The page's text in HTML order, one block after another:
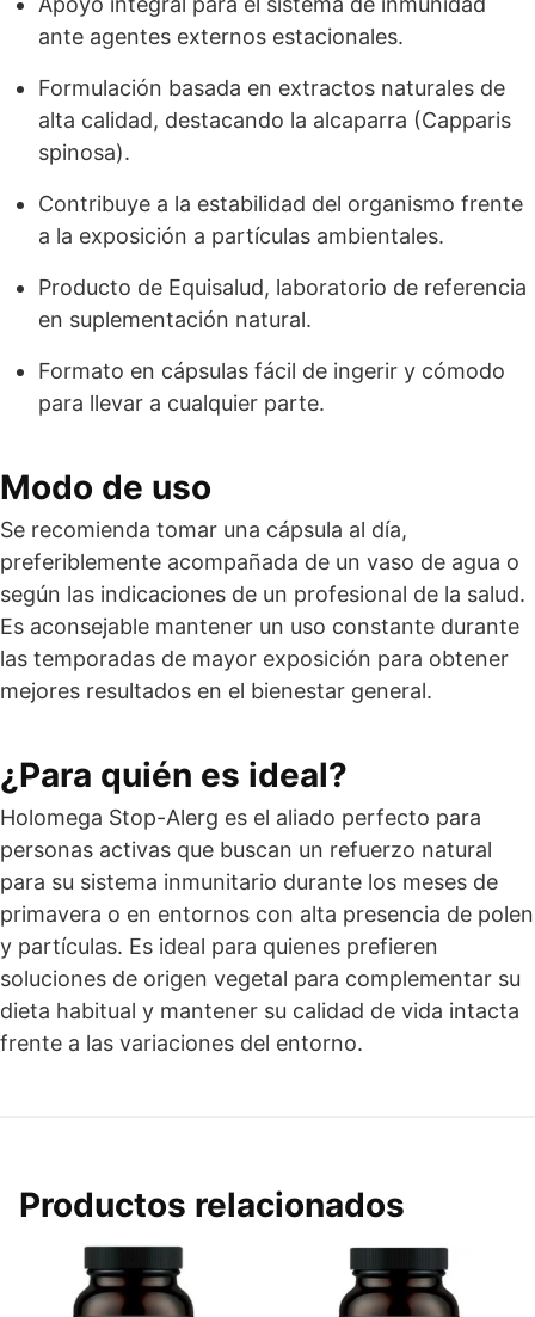
ante agentes externos estacionales.
Formulación basada en extractos naturales de
alta calidad, destacando la alcaparra (Capparis
spinosa).
Contribuye a la estabilidad del organismo frente
a la exposición a partículas ambientales.
Producto de Equisalud, laboratorio de referencia
en suplementación natural.
Formato en cápsulas fácil de ingerir y cómodo
para llevar a cualquier parte.
Modo de uso
Se recomienda tomar una cápsula al día,
preferiblemente acompañada de un vaso de agua o
según las indicaciones de un profesional de la salud.
Es aconsejable mantener un uso constante durante
las temporadas de mayor exposición para obtener
mejores resultados en el bienestar general.
¿Para quién es ideal?
Holomega Stop-Alerg es el aliado perfecto para
personas activas que buscan un refuerzo natural
para su sistema inmunitario durante los meses de
primavera o en entornos con alta presencia de polen
y partículas. Es ideal para quienes prefieren
soluciones de origen vegetal para complementar su
dieta habitual y mantener su calidad de vida intacta
frente a las variaciones del entorno.
Productos relacionados